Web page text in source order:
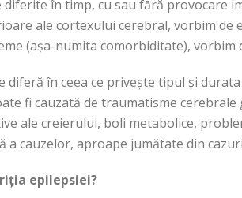
în timp, cu sau fără provocare
ale cortexului cerebral, vorbim de
(așa-numita comorbiditate), vorbim
în ceea ce privește tipul și
fi cauzată de traumatisme
ale creierului, boli metabolice,
a cauzelor, aproape jumătate din
epilepsiei?